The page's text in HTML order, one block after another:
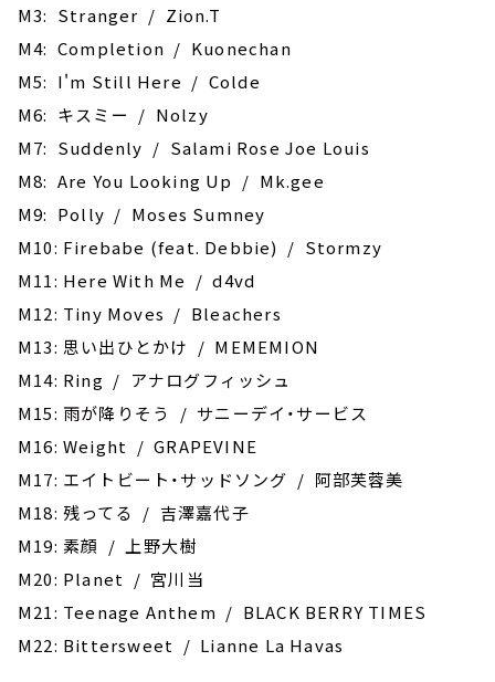
M3: Stranger / Zion.T
M4: ‎Completion / Kuonechan
M5: ‎I'm Still Here / Colde
M6: キスミー / Nolzy
M7: Suddenly / Salami Rose Joe Louis
M8: Are You Looking Up / Mk.gee
M9: Polly / Moses Sumney
M10: Firebabe (feat. Debbie) / Stormzy
M11: Here With Me / d4vd
M12: Tiny Moves / Bleachers
M13: 思い出ひとかけ / MEMEMION
M14: Ring / アナログフィッシュ
M15: 雨が降りそう / サニーデイ・サービス
M16: Weight / GRAPEVINE
M17: エイトビート・サッドソング / 阿部芙蓉美
M18: 残ってる / 吉澤嘉代子
M19: ‎素顔 / 上野大樹
M20: ‎Planet / 宮川当
M21: ‎Teenage Anthem / BLACK BERRY TIMES
M22: Bittersweet / Lianne La Havas